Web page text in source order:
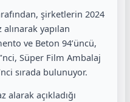
şirketlerin 2024
yapılan
ve Beton 94’üncü,
Süper Film Ambalaj
sırada bulunuyor.
alarak açıkladığı